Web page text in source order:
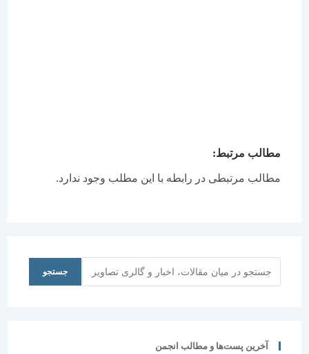
مطالب مرتبط:
مطالب مرتبطی در رابطه با این مطلب وجود ندارد.
جستجو
آخرین پست‌ها و مطالب انجمن